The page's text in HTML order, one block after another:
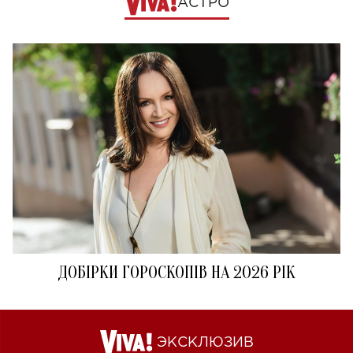
АСТРО
ДОБІРКИ ГОРОСКОПІВ НА 2026 РІК
ЭКСКЛЮЗИВ